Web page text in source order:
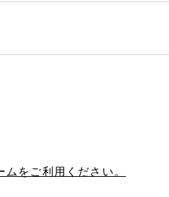
をご利用ください。